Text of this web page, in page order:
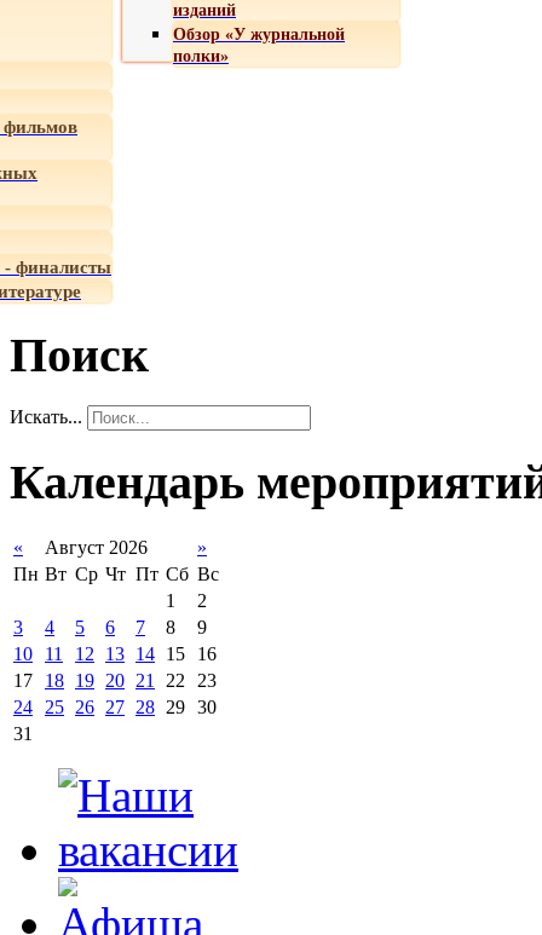
изданий
Обзор «У журнальной
полки»
- финалисты
Поиск
Искать...
Календарь
« Август 2026
»
Пн Вт Ср Чт Пт Сб Вс
1
2
3
4 5 6 7 8
9
10
11 12 13 14 15
16
17
18 19 20 21 22
23
24
25 26 27 28 29 30
31